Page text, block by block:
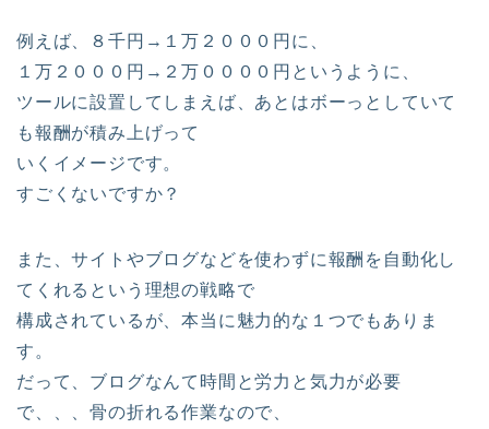
例えば、８千円→１万２０００円に、
１万２０００円→２万００００円というように、
ツールに設置してしまえば、あとはボーっとしていて
も報酬が積み上げって
いくイメージです。
すごくないですか？
また、サイトやブログなどを使わずに報酬を自動化し
てくれるという理想の戦略で
構成されているが、本当に魅力的な１つでもありま
す。
だって、ブログなんて時間と労力と気力が必要
で、、、骨の折れる作業なので、